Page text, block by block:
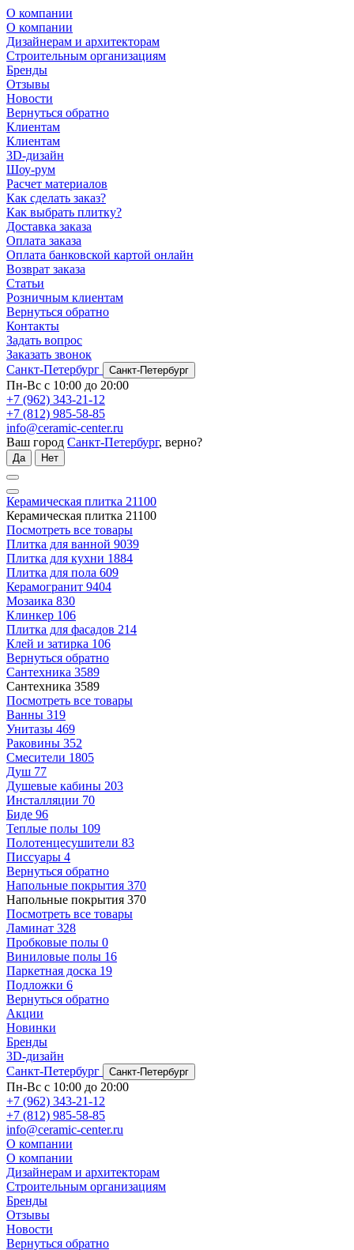
О компании
О компании
Дизайнерам и архитекторам
Строительным организациям
Бренды
Отзывы
Новости
Вернуться обратно
Клиентам
Клиентам
3D-дизайн
Шоу-рум
Расчет материалов
Как сделать заказ?
Как выбрать плитку?
Доставка заказа
Оплата заказа
Оплата банковской картой онлайн
Возврат заказа
Статьи
Розничным клиентам
Вернуться обратно
Контакты
Задать вопрос
Заказать звонок
Санкт-Петербург
Санкт-Петербург
Пн-Вс с 10:00 до 20:00
+7 (962) 343-21-12
+7 (812) 985-58-85
info@ceramic-center.ru
Ваш город Санкт-Петербург, верно?
Да Нет
Керамическая плитка 21100
Керамическая плитка 21100
Посмотреть все товары
Плитка для ванной 9039
Плитка для кухни 1884
Плитка для пола 609
Керамогранит 9404
Мозаика 830
Клинкер 106
Плитка для фасадов 214
Клей и затирка 106
Вернуться обратно
Сантехника 3589
Сантехника 3589
Посмотреть все товары
Ванны 319
Унитазы 469
Раковины 352
Смесители 1805
Душ 77
Душевые кабины 203
Инсталляции 70
Биде 96
Теплые полы 109
Полотенцесушители 83
Писсуары 4
Вернуться обратно
Напольные покрытия 370
Напольные покрытия 370
Посмотреть все товары
Ламинат 328
Пробковые полы 0
Виниловые полы 16
Паркетная доска 19
Подложки 6
Вернуться обратно
Акции
Новинки
Бренды
3D-дизайн
Санкт-Петербург
Санкт-Петербург
Пн-Вс с 10:00 до 20:00
+7 (962) 343-21-12
+7 (812) 985-58-85
info@ceramic-center.ru
О компании
О компании
Дизайнерам и архитекторам
Строительным организациям
Бренды
Отзывы
Новости
Вернуться обратно